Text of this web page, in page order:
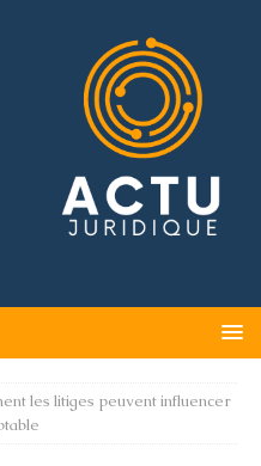
les litiges peuvent influencer